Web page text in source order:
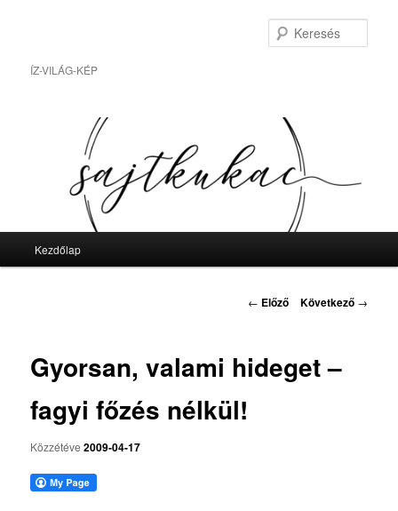
tartalomraÍZ-VILÁG-KÉP
Kezdőlap
Bejegyzés
← Előző Következő →
Gyorsan, valami hideget –
fagyi főzés nélkül!
Közzétéve2009-04-17